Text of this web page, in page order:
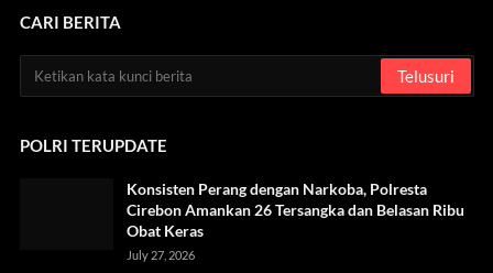
CARI BERITA
POLRI TERUPDATE
Konsisten Perang dengan Narkoba, Polresta
Cirebon Amankan 26 Tersangka dan Belasan Ribu
Obat Keras
July 27, 2026